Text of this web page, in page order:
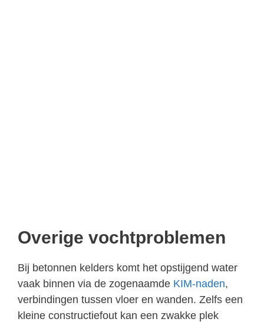
Overige vochtproblemen
Bij betonnen kelders komt het opstijgend water
vaak binnen via de zogenaamde KIM-naden,
verbindingen tussen vloer en wanden. Zelfs een
kleine constructiefout kan een zwakke plek